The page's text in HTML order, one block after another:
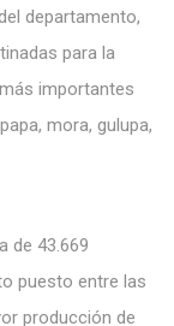
departamento,
para la
importantes
mora, gulupa,
de 43.669
puesto entre las
producción de